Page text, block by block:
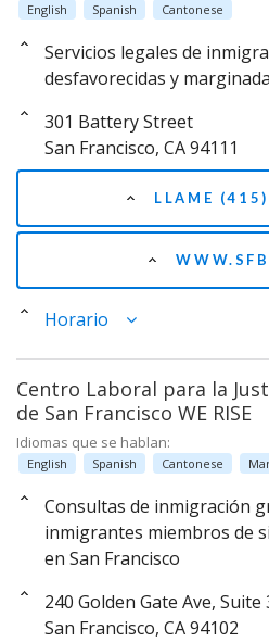
English Spanish Cantonese
Servicios legales de
desfavorecidas y
301 Battery Street
San Francisco, CA 94111
LLAME
Horario
Centro Laboral para la
de San Francisco WE RISE
Idiomas que se hablan:
English Spanish Cantonese
Consultas de inmigración
inmigrantes miembros de
en San Francisco
240 Golden Gate Ave, Suite
San Francisco, CA 94102